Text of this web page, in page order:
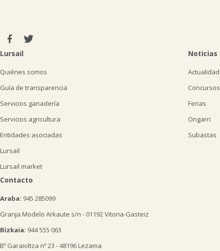
Lursail
Quiénes somos
Guía de transparencia
Servicios ganadería
Servicios agricultura
Entidades asociadas
Lursail
Lursail market
Noticias
Actualidad
Concursos
Ferias
Ongarri
Subastas
Contacto
Araba: 945 285099
Granja Modelo Arkaute s/n - 01192 Vitoria-Gasteiz
Bizkaia: 944 555 063
Bº Garaioltza nº 23 - 48196 Lezama